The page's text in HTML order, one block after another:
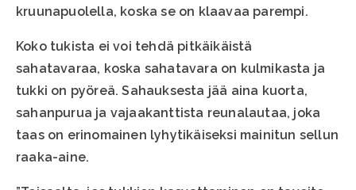
kruunapuolella, koska se on klaavaa parempi.
Koko tukista ei voi tehdä pitkäikäistä
sahatavaraa, koska sahatavara on kulmikasta ja
tukki on pyöreä. Sahauksesta jää aina kuorta,
sahanpurua ja vajaakanttista reunalautaa, joka
taas on erinomainen lyhytikäiseksi mainitun sellun
raaka-aine.